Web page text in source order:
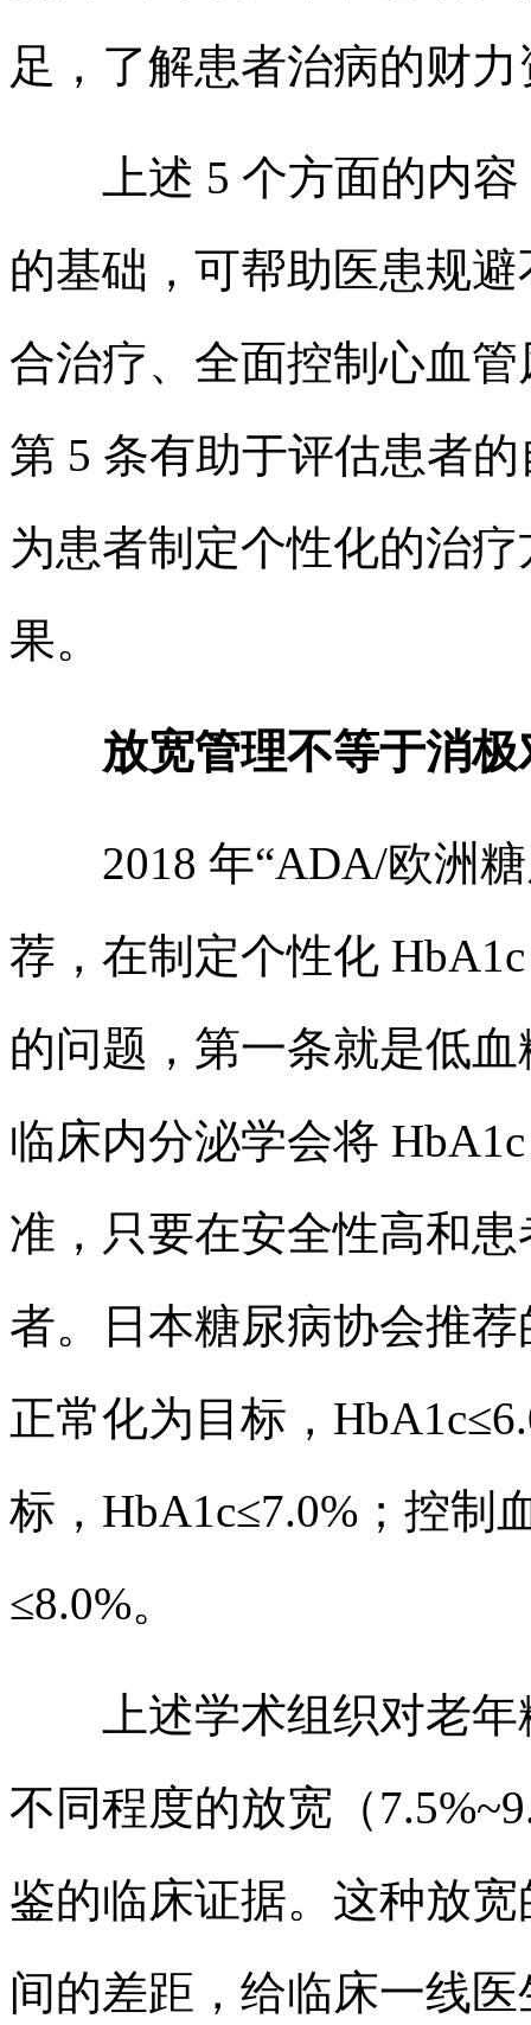
足，了解患者治病的财
上述 5 个方面的内容
的基础，可帮助医患规
合治疗、全面控制心血
第 5 条有助于评估患者
为患者制定个性化的治
果。
放宽管理不等于消极
2018 年“ADA/欧洲糖
荐，在制定个性化
的问题，第一条就是低
临床内分泌学会将
准，只要在安全性高和
者。日本糖尿病协会推
正常化为目标，
标，HbA1c≤7.0%；控制
≤8.0%。
上述学术组织对老年
不同程度的放宽（
鉴的临床证据。这种放
间的差距，给临床一线